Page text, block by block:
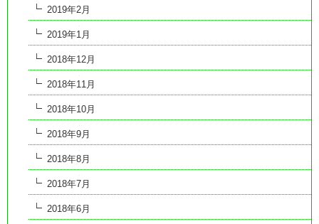
2019年2月
2019年1月
2018年12月
2018年11月
2018年10月
2018年9月
2018年8月
2018年7月
2018年6月